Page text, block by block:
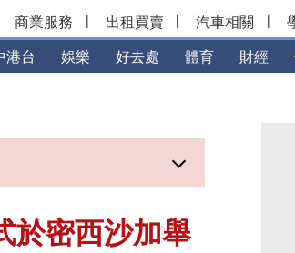
商業服務 | 出租買賣 | 汽車相關 |
港台 娛樂 好去處 體育 財經
於密西沙加舉